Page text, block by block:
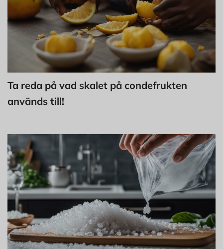
Ta reda på vad skalet på condefrukten
används till!